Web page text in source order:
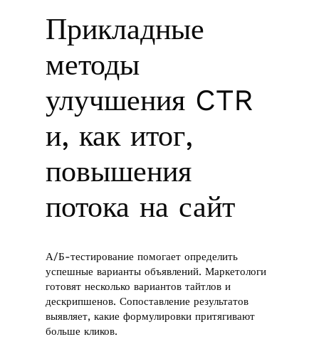
Прикладные
методы
улучшения CTR
и, как итог,
повышения
потока на сайт
А/Б-тестирование помогает определить
успешные варианты объявлений. Маркетологи
готовят несколько вариантов тайтлов и
дескрипшенов. Сопоставление результатов
выявляет, какие формулировки притягивают
больше кликов.